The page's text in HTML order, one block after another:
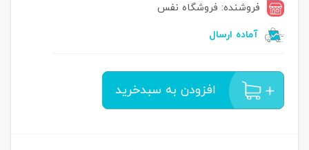
فروشنده: فروشگاه نفس
آماده ارسال
افزودن به سبدخرید